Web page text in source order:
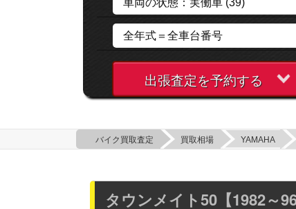
出張査定を予約する
バイク買取査定 買取相場 YAMAHA
タウンメイト50【1982～96